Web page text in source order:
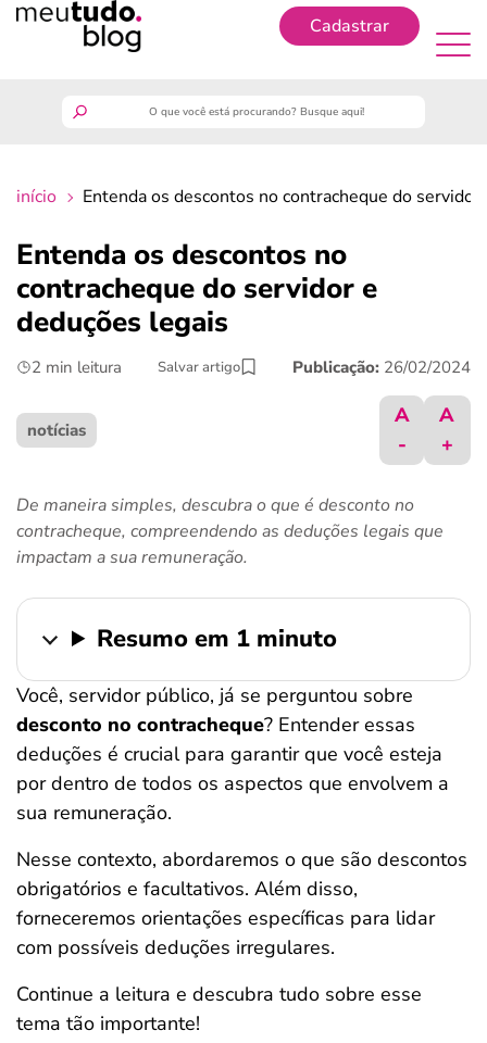
Cadastrar
finanças
benefícios
últimas notícias
ferramentas
início Entenda os descontos no contracheque do
Entenda os descontos no
contracheque do servidor e
deduções legais
2 min leitura Salvar artigo Publicação: 26/02/2024
notícias
A
-
A
+
De maneira simples, descubra o que é desconto no
contracheque, compreendendo as deduções legais que
impactam a sua remuneração.
Resumo em 1 minuto
Você, servidor público, já se perguntou sobre
desconto no contracheque? Entender essas
deduções é crucial para garantir que você esteja
por dentro de todos os aspectos que envolvem a
sua remuneração.
Nesse contexto, abordaremos o que são descontos
obrigatórios e facultativos. Além disso,
forneceremos orientações específicas para lidar
com possíveis deduções irregulares.
Continue a leitura e descubra tudo sobre esse
tema tão importante!